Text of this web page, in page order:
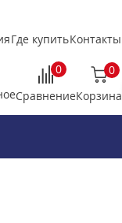
Где купитьКонтакты
0
Сравнение
0
Корзина